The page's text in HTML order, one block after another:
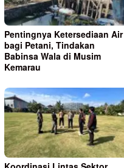
Pentingnya Ketersediaan Air
bagi Petani, Tindakan
Babinsa Wala di Musim
Kemarau